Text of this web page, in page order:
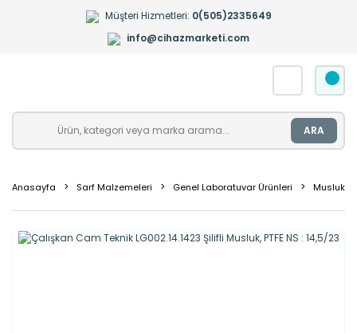
Müşteri Hizmetleri: 0(505)2335649
info@cihazmarketi.com
ARA
Anasayfa Sarf Malzemeleri Genel Laboratuvar Ürünleri Musluklar